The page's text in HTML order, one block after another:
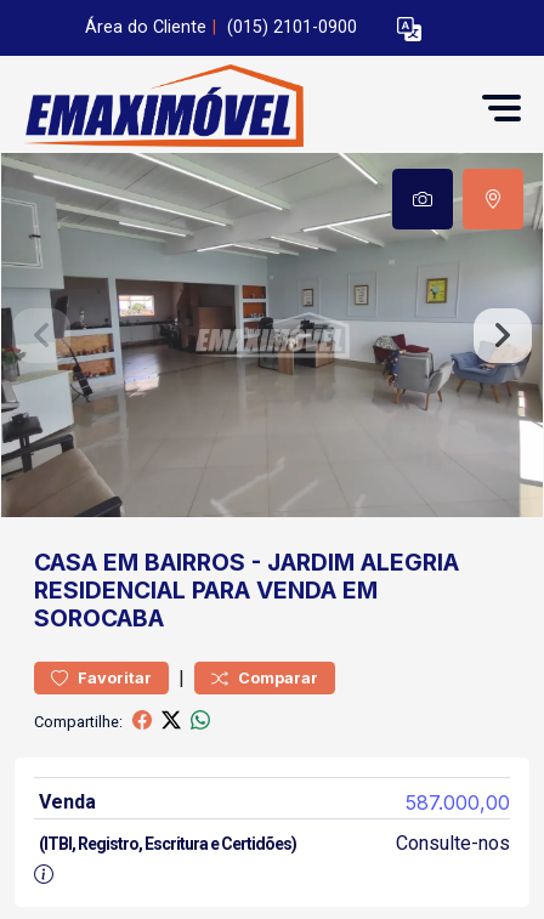
Área do Cliente (015) 2101-0900
CASA EM BAIRROS - JARDIM ALEGRIA
RESIDENCIAL PARA VENDA EM
SOROCABA
Favoritar | Comparar
Compartilhe:
Venda 587.000,00
(ITBI, Registro, Escritura e Certidões) Consulte-nos